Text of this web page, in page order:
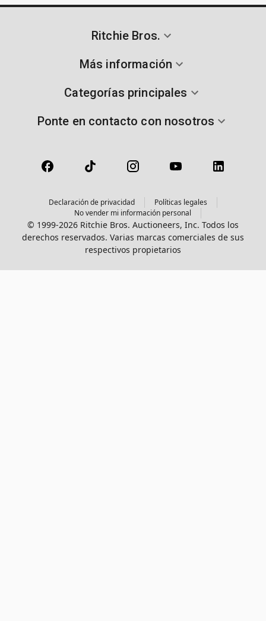
Ritchie Bros.
Más información
Categorías principales
Ponte en contacto con nosotros
Declaración de privacidad
Políticas legales
No vender mi información personal
© 1999-2026 Ritchie Bros. Auctioneers, Inc. Todos los
derechos reservados. Varias marcas comerciales de sus
respectivos propietarios